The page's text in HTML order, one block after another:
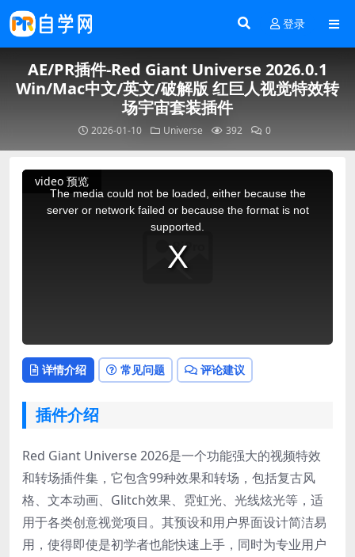
登录
AE/PR插件-Red Giant Universe 2026.0.1
Win/Mac中文/英文/破解版 红巨人视觉特效转
场宇宙套装插件
2026-01-10 Universe 392 0
video 预览
This
The media could not be loaded, either because the
server or network failed or because the format is not
supported.
详情介绍 常见问题 评论建议
插件介绍
Red Giant Universe 2026是一个功能强大的视频特效
和转场插件集，它包含99种效果和转场，包括复古风
格、文本动画、Glitch效果、霓虹光、光线炫光等，适
用于各类创意视觉项目。其预设和用户界面设计简洁易
用，使得即使是初学者也能快速上手，同时为专业用户